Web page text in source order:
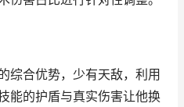
综合优势，少有天敌，利用
能的护盾与真实伤害让他换